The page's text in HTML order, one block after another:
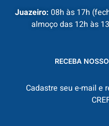
Juazeiro: 08h às 17h
almoço das 12h às
RECEBA
Cadastre seu e-mail e